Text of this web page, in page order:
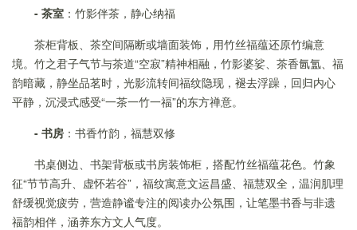
- 茶室 ：竹影伴茶，静心纳福
茶柜背板、茶空间隔断或墙面装饰，用竹丝福蕴还原竹编意
境。竹之君子气节与茶道“空寂”精神相融，竹影婆娑、茶香氤氲、福
韵暗藏，静坐品茗时，光影流转间福纹隐现，褪去浮躁，回归内心
平静，沉浸式感受“一茶一竹一福”的东方禅意。
- 书房 ：书香竹韵，福慧双修
书桌侧边、书架背板或书房装饰柜，搭配竹丝福蕴花色。竹象
征“节节高升、虚怀若谷”，福纹寓意文运昌盛、福慧双全，温润肌理
舒缓视觉疲劳，营造静谧专注的阅读办公氛围，让笔墨书香与非遗
福韵相伴，涵养东方文人气度。